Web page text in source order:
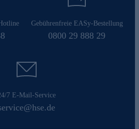
Gebührenfreie EASy-Bestellung
0800 29 888 29
7 E-Mail-Service